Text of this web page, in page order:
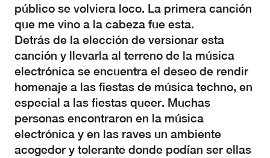
público se volviera loco. La primera canción
que me vino a la cabeza fue esta.
Detrás de la elección de versionar esta
canción y llevarla al terreno de la música
electrónica se encuentra el deseo de rendir
homenaje a las fiestas de música techno, en
especial a las fiestas queer. Muchas
personas encontraron en la música
electrónica y en las raves un ambiente
acogedor y tolerante donde podían ser ellas